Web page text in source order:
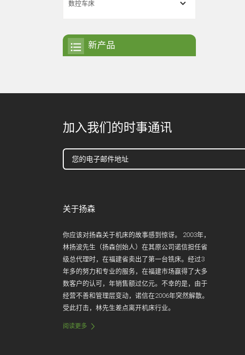
数控车床
新产品
加入我们的时事通讯
关于扬森
你应该对扬森关于机床的故事感到惊讶。 2003年，
林扬波先生（扬森创始人）在其原公司诺信担任省
级总代理时，在福建省卖出了第一台铣床。经过3
年多的努力和专业的服务，在福建市场赢得了大多
数客户的认可，年销售额过亿元。不幸的是，由于
经营不善和管理层变动，诺信在2006年突然解散。
受此打击，林先生差点离开机床行业。
阅读更多